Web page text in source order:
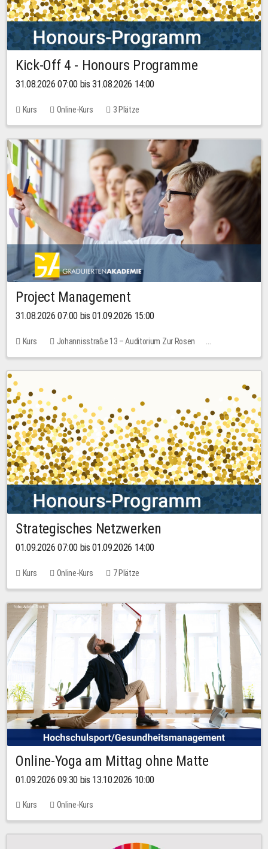
Kick-Off 4 - Honours Programme
31.08.2026 07:00 bis 31.08.2026 14:00
Kurs Online-Kurs 3 Plätze
Project Management
31.08.2026 07:00 bis 01.09.2026 15:00
Kurs
Johannisstraße 13 – Auditorium Zur Rosen
Keine freien Plätze
30,00 EUR
Strategisches Netzwerken
01.09.2026 07:00 bis 01.09.2026 14:00
Kurs Online-Kurs 7 Plätze
Online-Yoga am Mittag ohne Matte
01.09.2026 09:30 bis 13.10.2026 10:00
Kurs Online-Kurs